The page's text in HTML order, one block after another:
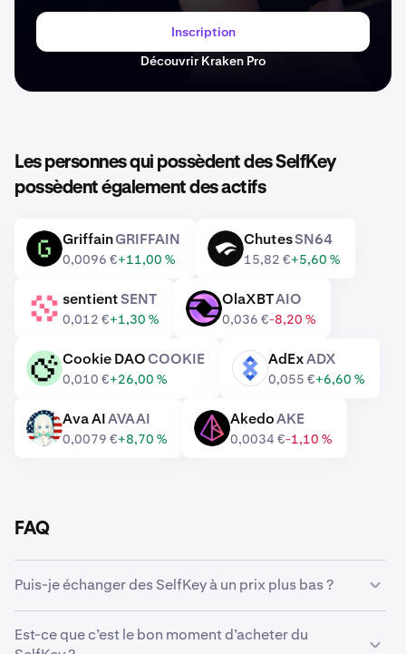
Inscription
Découvrir Kraken Pro
Les personnes qui possèdent des SelfKey
possèdent également des actifs
GRIFFAIN GriffainGRIFFAIN
0,0096 €+11,00 %
SN64 ChutesSN64
15,82 €+5,60 %
SENT sentientSENT
0,012 €+1,30 %
OlaXBTAIO
0,036 €-8,20 %
COOKIE Cookie DAOCOOKIE
0,010 €+26,00 %
ADX AdExADX
0,055 €+6,60 %
AVAAI Ava AIAVAAI
0,0079 €+8,70 %
AKE AkedoAKE
0,0034 €-1,10 %
FAQ
Puis-je échanger des SelfKey à un prix plus bas ?
Kraken pour acheter automatiquement des SelfKey s’ils
Est-ce que c’est le bon moment d’acheter du